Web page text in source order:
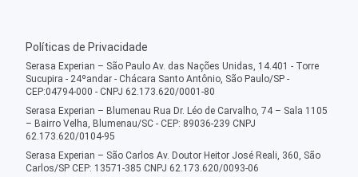
Políticas de Privacidade
Serasa Experian – São Paulo Av. das Nações Unidas, 14.401 - Torre
Sucupira - 24ºandar - Chácara Santo Antônio, São Paulo/SP -
CEP:04794-000 - CNPJ 62.173.620/0001-80
Serasa Experian – Blumenau Rua Dr. Léo de Carvalho, 74 – Sala 1105
– Bairro Velha, Blumenau/SC - CEP: 89036-239 CNPJ
62.173.620/0104-95
Serasa Experian – São Carlos Av. Doutor Heitor José Reali, 360, São
Carlos/SP CEP: 13571-385 CNPJ 62.173.620/0093-06